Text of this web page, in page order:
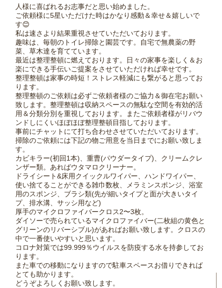
人様に喜ばれるお志事だと思い始めました。
ご依頼様に5星いただけた時はかなり感動＆幸せ＆嬉しいで
す😊
私は速さより結果重視させていただいております。
趣味は、毎朝のトイレ掃除と園芸です。自宅で無農薬の野
菜、草木達を育てています。
最近は整理整頓に燃えております。日々の家事を楽しく＆お
楽にできる手伝いご提案をさせていただければ幸せです。
整理整頓は家事の時短！ストレス軽減にも繋がると思ってお
ります。
整理整頓のご依頼は必ずご依頼者様のご協力＆御在宅お願い
致します。整理整頓は収納スペースの無駄な空間を有効的活
用＆分類分別を重視しております。またご依頼者様がリバウ
ンドしにくいほぼほぼ整理整頓目指しております。
事前にチャットにて打ち合わせさせていただいております。
掃除のご依頼には下記の物ご用意を当日までにお願い致しま
す。
カビキラー(初回1本)、重曹(パウダータイプ)、クリームクレ
ンザー類。あればウタマロクリーナー。
ドライシート&床用クイックルワイパー、ハンドワイパー、
使い捨てることができる雑巾数枚、メラミンスポンジ、浴室
用のスポンジ、ブラシ類(先が細いタイプと面が大きいタイ
プ、排水溝、サッシ用など)
厚手のマイクロファイバークロス2〜3枚。
ダイソーで売られているマイクロファイバー(二枚組の黄色と
グリーンのリバーシブル)があればお願い致します。クロスの
中で一番使いやすいと思います。
コロナ対策では99.999％ウイルスを防疫する水を持参してお
ります。
また車での移動になりますので駐車スペースお借りできれば
とても助かります。
どうぞよろしくお願い致します。